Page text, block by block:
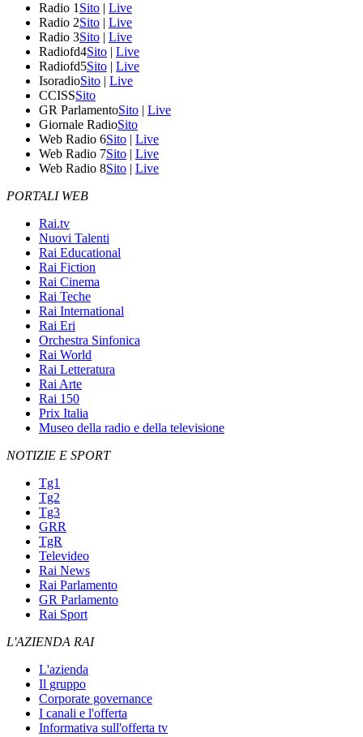
Radio 1 Sito | Live
Radio 2Sito | Live
Radio 3Sito | Live
Radiofd4Sito | Live
Radiofd5Sito | Live
IsoradioSito | Live
CCISSSito
GR ParlamentoSito | Live
Giornale RadioSito
Web Radio 6Sito | Live
Web Radio 7Sito | Live
Web Radio 8Sito | Live
PORTALI WEB
Rai.tv
Nuovi Talenti
Rai Educational
Rai Fiction
Rai Cinema
Rai Teche
Rai International
Rai Eri
Orchestra Sinfonica
Rai World
Rai Letteratura
Rai Arte
Rai 150
Prix Italia
Museo della radio e della televisione
NOTIZIE E SPORT
Tg1
Tg2
Tg3
GRR
TgR
Televideo
Rai News
Rai Parlamento
GR Parlamento
Rai Sport
L'AZIENDA RAI
L'azienda
Il gruppo
Corporate governance
I canali e l'offerta
Informativa sull'offerta tv